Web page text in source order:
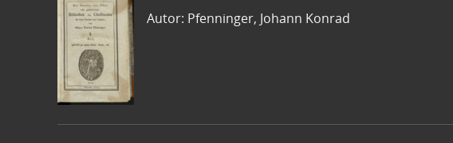
Autor: Pfenninger, Johann Konrad